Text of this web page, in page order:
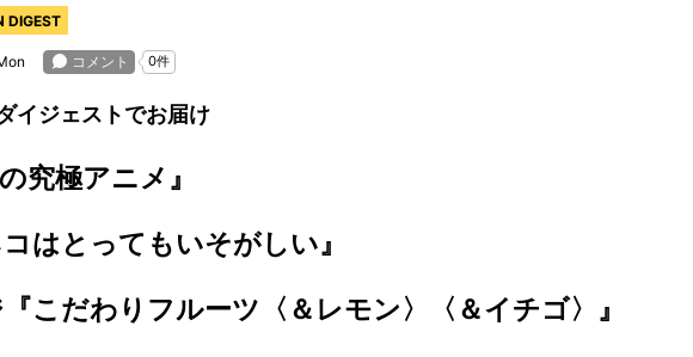
DIGEST
イジェストでお届け
究極アニメ』
はとってもいそがしい』
『こだわりフルーツ〈＆レモン〉〈＆イチゴ〉』